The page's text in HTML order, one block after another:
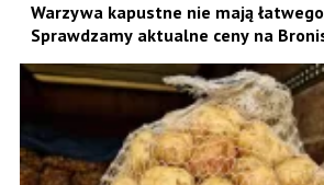
Warzywa kapustne nie mają
Sprawdzamy aktualne ceny na